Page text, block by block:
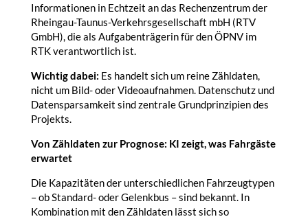
Informationen in Echtzeit an das Rechenzentrum der
Rheingau-Taunus-Verkehrsgesellschaft mbH (RTV
GmbH), die als Aufgabenträgerin für den ÖPNV im
RTK verantwortlich ist.
Wichtig dabei: Es handelt sich um reine Zähldaten,
nicht um Bild- oder Videoaufnahmen. Datenschutz und
Datensparsamkeit sind zentrale Grundprinzipien des
Projekts.
Von Zähldaten zur Prognose: KI zeigt, was Fahrgäste
erwartet
Die Kapazitäten der unterschiedlichen Fahrzeugtypen
– ob Standard- oder Gelenkbus – sind bekannt. In
Kombination mit den Zähldaten lässt sich so